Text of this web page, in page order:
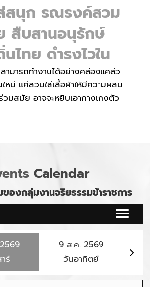
สนุก รณรงค์สวม
สืบสานอนุรักษ์
ไทย ดำรงไวใน
ามารถทำงานได้อย่างคล่องแคล่ว
หม่ แค่สวมใส่เสื้อผ้าให้มีความผสม
มสมัย อาจจะหยิบเอากางเกงตัว
Calendar
องกลุ่มงานจริยธรรมข้าราชการ
Toggle
2569
ร์
9 ส.ค. 2569
วันอาทิตย์